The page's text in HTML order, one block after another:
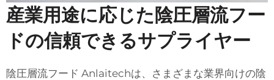
産業用途に応じた陰圧層流フー
ドの信頼できるサプライヤー
陰圧層流フード Anlaitechは、さまざまな業界向けの陰